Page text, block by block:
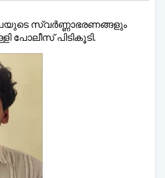
രൂപയുടെ സ്വർണ്ണാഭരണങ്ങളും
പിടികൂടി.